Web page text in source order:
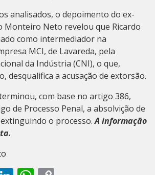
analisados, o depoimento do ex-
Monteiro Neto revelou que Ricardo
como intermediador na
MCI, de Lavareda, pela
da Indústria (CNI), o que,
desqualifica a acusação de extorsão.
com base no artigo 386,
de Processo Penal, a absolvição de
o processo.A informação